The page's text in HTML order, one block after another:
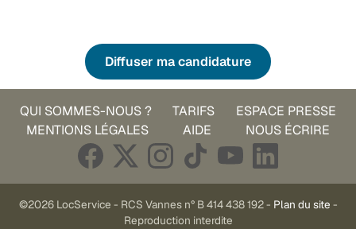
Diffuser ma candidature
QUI SOMMES-NOUS ? TARIFS
ESPACE PRESSE
MENTIONS LÉGALES
AIDE NOUS ÉCRIRE
©2026 LocService - RCS Vannes n° B 414 438 192 - Plan du site -
Reproduction interdite